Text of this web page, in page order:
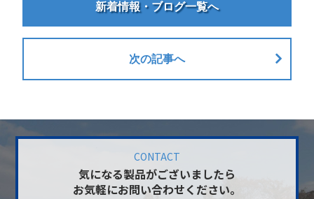
新着情報・ブログ一覧へ
次の記事へ
CONTACT
気になる製品がございましたら
お気軽にお問い合わせください。